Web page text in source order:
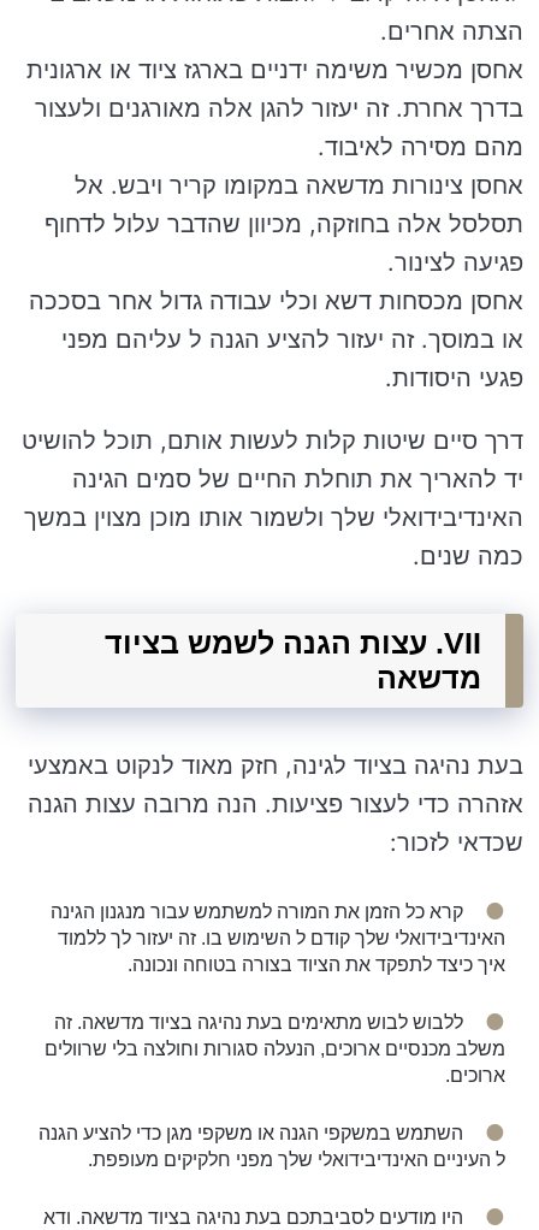
הצתה אחרים.
אחסן מכשיר משימה ידניים בארגז ציוד או ארגונית
בדרך אחרת. זה יעזור להגן אלה מאורגנים ולעצור
מהם מסירה לאיבוד.
אחסן צינורות מדשאה במקומו קריר ויבש. אל
תסלסל אלה בחוזקה, מכיוון שהדבר עלול לדחוף
פגיעה לצינור.
אחסן מכסחות דשא וכלי עבודה גדול אחר בסככה
או במוסך. זה יעזור להציע הגנה ל עליהם מפני
פגעי היסודות.
דרך סיים שיטות קלות לעשות אותם, תוכל להושיט
יד להאריך את תוחלת החיים של סמים הגינה
האינדיבידואלי שלך ולשמור אותו מוכן מצוין במשך
כמה שנים.
VII. עצות הגנה לשמש בציוד
מדשאה
בעת נהיגה בציוד לגינה, חזק מאוד לנקוט באמצעי
אזהרה כדי לעצור פציעות. הנה מרובה עצות הגנה
שכדאי לזכור:
קרא כל הזמן את המורה למשתמש עבור מנגנון הגינה
האינדיבידואלי שלך קודם ל השימוש בו. זה יעזור לך ללמוד
איך כיצד לתפקד את הציוד בצורה בטוחה ונכונה.
ללבוש לבוש מתאימים בעת נהיגה בציוד מדשאה. זה
משלב מכנסיים ארוכים, הנעלה סגורות וחולצה בלי שרוולים
ארוכים.
השתמש במשקפי הגנה או משקפי מגן כדי להציע הגנה
ל העיניים האינדיבידואלי שלך מפני חלקיקים מעופפת.
היו מודעים לסביבתכם בעת נהיגה בציוד מדשאה. ודא